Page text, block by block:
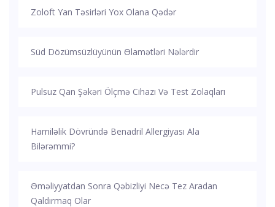
Zoloft Yan Təsirləri Yox Olana Qədər
Süd Dözümsüzlüyünün Əlamətləri Nələrdir
Pulsuz Qan Şəkəri Ölçmə Cihazı Və Test Zolaqları
Hamiləlik Dövründə Benadril Allergiyası Ala
Bilərəmmi?
Əməliyyatdan Sonra Qəbizliyi Necə Tez Aradan
Qaldırmaq Olar